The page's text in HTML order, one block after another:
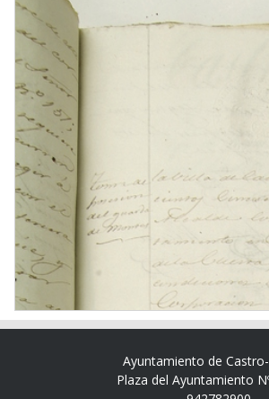
Ayuntamiento de
Plaza del Ayuntamiento